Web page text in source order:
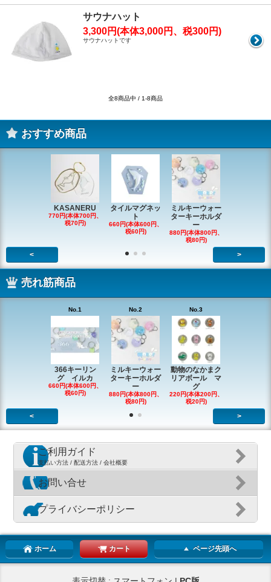
サウナハット
3,300円(本体3,000円、税300円)
サウナハットです
全8商品中 / 1-8商品
おすすめ商品
KASANERU
770円(本体700円、
税70円)
タイルマグネッ
ト
660円(本体600円、
税60円)
ミルキーウォー
ターキーホルダ
ー
880円(本体800円、
税80円)
< >
売れ筋商品
No.1
366キーリン
グ イルカ
660円(本体600円、
税60円)
No.2
ミルキーウォー
ターキーホルダ
ー
880円(本体800円、
税80円)
No.3
動物のなかまク
リアボール マ
グ
220円(本体200円、
税20円)
< >
ご利用ガイド
支払い方法 / 配送方法 / 会社概要
お問い合せ
プライバシーポリシー
ホーム カート ページ先頭へ